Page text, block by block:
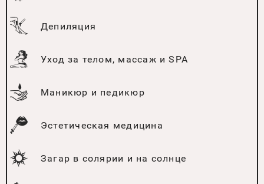
Депиляция
Уход за телом, массаж и SPA
Маникюр и педикюр
Эстетическая медицина
Загар в солярии и на солнце